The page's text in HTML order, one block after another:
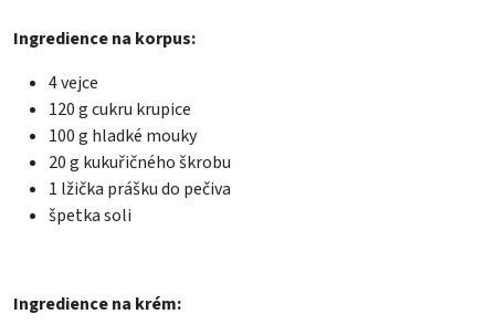
Ingredience na korpus:
4 vejce
120 g cukru krupice
100 g hladké mouky
20 g kukuřičného škrobu
1 lžička prášku do pečiva
špetka soli
Ingredience na krém: